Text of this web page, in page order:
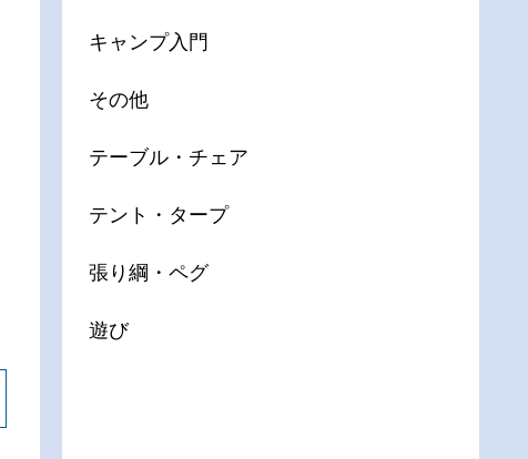
キャンプ入門
その他
テーブル・チェア
テント・タープ
張り綱・ペグ
遊び